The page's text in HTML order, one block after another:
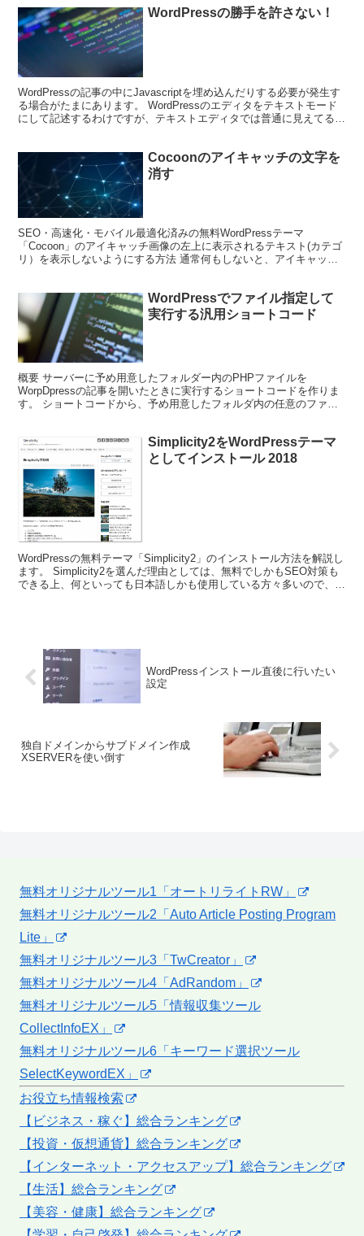
WordPressの勝手を許さない！
WordPressの記事の中にJavascriptを埋め込んだりする必要が発生す
る場合がたまにあります。 WordPressのエディタをテキストモード
にして記述するわけですが、テキストエディタでは普通に見えてるコ
Cocoonのアイキャッチの文字を
消す
SEO・高速化・モバイル最適化済みの無料WordPressテーマ
「Cocoon」のアイキャッチ画像の左上に表示されるテキスト(カテゴ
リ）を表示しないようにする方法 通常何もしないと、アイキャッチ
WordPressでファイル指定して
実行する汎用ショートコード
概要 サーバーに予め用意したフォルダー内のPHPファイルを
WorpDpressの記事を開いたときに実行するショートコードを作りま
す。 ショートコードから、予め用意したフォルダ内の任意のファイ
Simplicity2をWordPressテーマ
としてインストール 2018
WordPressの無料テーマ「Simplicity2」のインストール方法を解説し
ます。 Simplicity2を選んだ理由としては、無料でしかもSEO対策も
できる上、何といっても日本語しかも使用している方々多いので、困
WordPressインストール直後に行いたい
設定
独自ドメインからサブドメイン作成
XSERVERを使い倒す
無料オリジナルツール1「オートリライトRW」
無料オリジナルツール2「Auto Article Posting Program
Lite」
無料オリジナルツール3「TwCreator」
無料オリジナルツール4「AdRandom」
無料オリジナルツール5「情報収集ツール
CollectInfoEX」
無料オリジナルツール6「キーワード選択ツール
SelectKeywordEX」
お役立ち情報検索
【ビジネス・稼ぐ】総合ランキング
【投資・仮想通貨】総合ランキング
【インターネット・アクセスアップ】総合ランキング
【生活】総合ランキング
【美容・健康】総合ランキング